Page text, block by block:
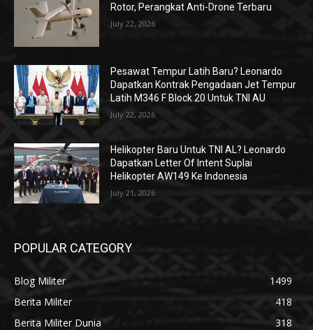
Rotor, Perangkat Anti-Drone Terbaru
July 22, 2026
Pesawat Tempur Latih Baru? Leonardo
Dapatkan Kontrak Pengadaan Jet Tempur
Latih M346 F Block 20 Untuk TNI AU
July 22, 2026
Helikopter Baru Untuk TNI AL? Leonardo
Dapatkan Letter Of Intent Suplai
Helikopter AW149 Ke Indonesia
July 21, 2026
POPULAR CATEGORY
Blog Militer
1499
Berita Militer
418
Berita Militer Dunia
318